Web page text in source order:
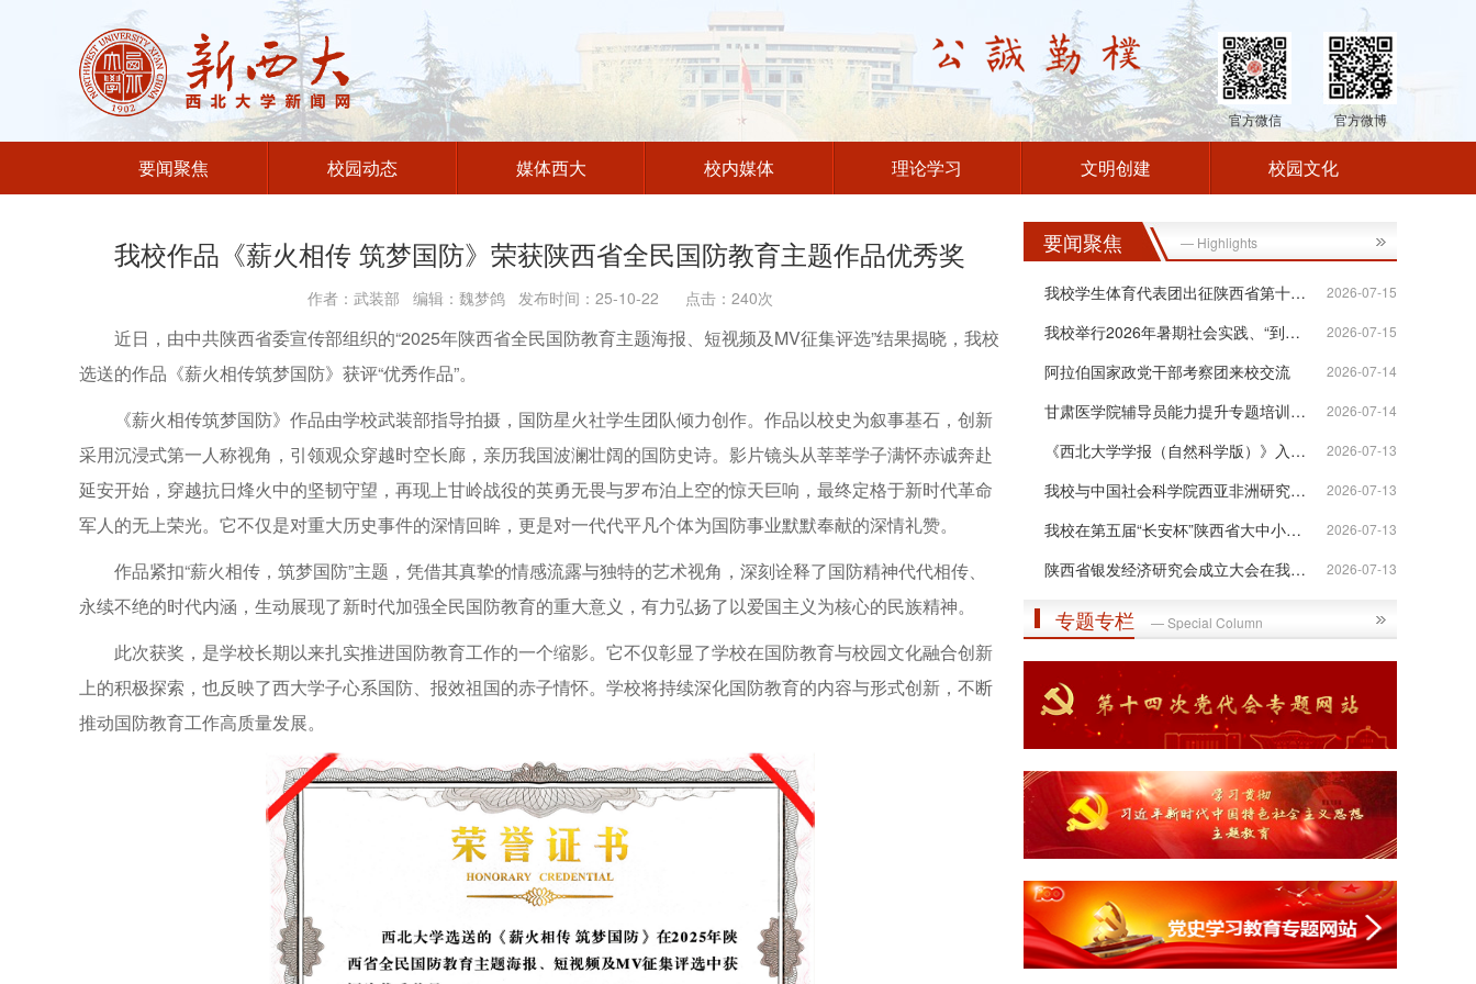
官方微信 官方微博
要闻聚焦 校园动态 媒体西大 校内媒体 理论学习 文明创建 校园文化
我校作品《薪火相传 筑梦国防》荣获陕西省全民国防教育主题作品优秀奖
作者：武装部 编辑：魏梦鸽 发布时间：25-10-22 点击： 240次
近日，由中共陕西省委宣传部组织的“2025年陕西省全民国防教育主题海报、短视频及MV征集评选”结果揭晓，我校
选送的作品《薪火相传筑梦国防》获评“优秀作品”。
《薪火相传筑梦国防》作品由学校武装部指导拍摄，国防星火社学生团队倾力创作。作品以校史为叙事基石，创新
采用沉浸式第一人称视角，引领观众穿越时空长廊，亲历我国波澜壮阔的国防史诗。影片镜头从莘莘学子满怀赤诚奔赴
延安开始，穿越抗日烽火中的坚韧守望，再现上甘岭战役的英勇无畏与罗布泊上空的惊天巨响，最终定格于新时代革命
军人的无上荣光。它不仅是对重大历史事件的深情回眸，更是对一代代平凡个体为国防事业默默奉献的深情礼赞。
作品紧扣“薪火相传，筑梦国防”主题，凭借其真挚的情感流露与独特的艺术视角，深刻诠释了国防精神代代相传、
永续不绝的时代内涵，生动展现了新时代加强全民国防教育的重大意义，有力弘扬了以爱国主义为核心的民族精神。
此次获奖，是学校长期以来扎实推进国防教育工作的一个缩影。它不仅彰显了学校在国防教育与校园文化融合创新
上的积极探索，也反映了西大学子心系国防、报效祖国的赤子情怀。学校将持续深化国防教育的内容与形式创新，不断
推动国防教育工作高质量发展。
要闻聚焦 — Highlights
2026-07-15
我校学生体育代表团出征陕西省第十八届...
2026-07-15
我校举行2026年暑期社会实践、“到延安...
2026-07-14
阿拉伯国家政党干部考察团来校交流
2026-07-14
甘肃医学院辅导员能力提升专题培训班在...
2026-07-13
《西北大学学报（自然科学版）》入选“...
2026-07-13
我校与中国社会科学院西亚非洲研究所签...
2026-07-13
我校在第五届“长安杯”陕西省大中小学...
2026-07-13
陕西省银发经济研究会成立大会在我校举行
专题专栏 — Special Column